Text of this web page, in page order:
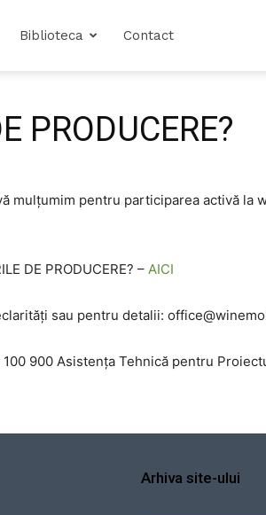
Biblioteca Contact
PRODUCERE?
mulțumim pentru participarea activă la
DE PRODUCERE? – AICI
sau pentru detalii:
900 Asistența Tehnică pentru
Arhiva site-ului